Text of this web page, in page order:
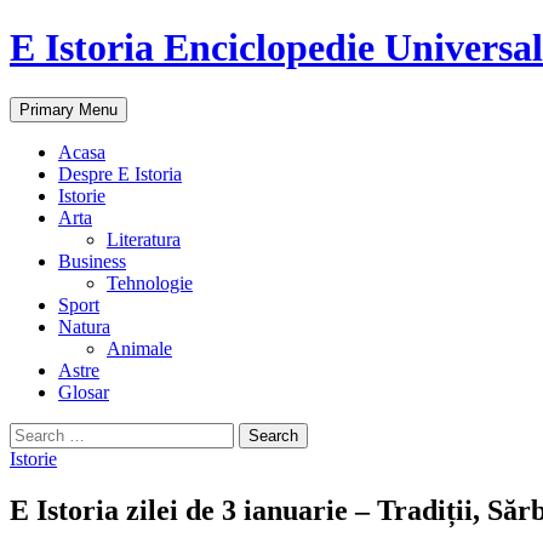
E Istoria Enciclopedie
Search
Primary Menu Skip
to
Acasa
Despre E Istoria
Istorie
Arta
Literatura
Business
Tehnologie
Sport
Natura
Animale
Astre
Glosar
Search
for:
Istorie
E Istoria zilei de 3 ianuarie – Tradiții,